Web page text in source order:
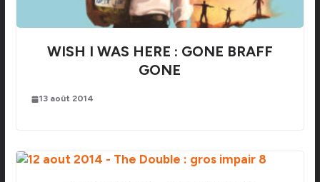
WISH I WAS HERE : GONE BRAFF
GONE
13 août 2014